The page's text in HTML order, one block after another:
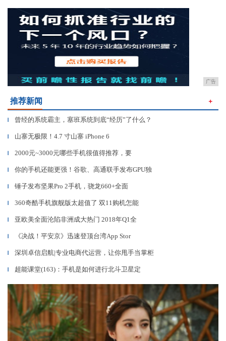
广告
推荐新闻 ＋
▎ 曾经的系统霸主，塞班系统到底“经历”了什么？
▎ 山寨无极限！4.7 寸山寨 iPhone 6
▎ 2000元~3000元哪些手机很值得推荐，要
▎ 你的手机还能更强！谷歌、高通联手发布GPU独
▎ 锤子发布坚果Pro 2手机，骁龙660+全面
▎ 360奇酷手机旗舰版太超值了 双11购机怎能
▎ 亚欧美全面沦陷非洲成大热门 2018年Q1全
▎ 《决战！平安京》迅速登顶台湾App Stor
▎ 深圳卓信启航|专业电商代运营，让你甩手当掌柜
▎ 超能课堂(163)：手机是如何进行北斗卫星定